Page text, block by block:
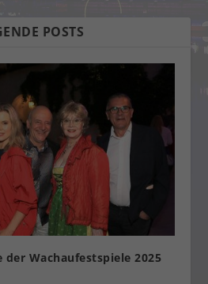
POSTS
der Wachaufestspiele 2025